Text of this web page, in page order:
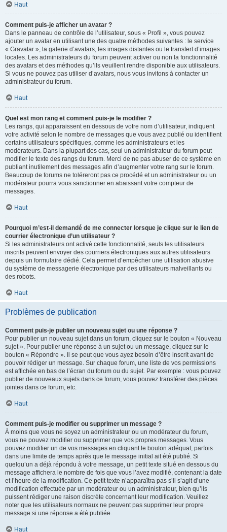
Haut
Comment puis-je afficher un avatar ?
Dans le panneau de contrôle de l’utilisateur, sous « Profil », vous pouvez
ajouter un avatar en utilisant une des quatre méthodes suivantes : le service
« Gravatar », la galerie d’avatars, les images distantes ou le transfert d’images
locales. Les administrateurs du forum peuvent activer ou non la fonctionnalité
des avatars et des méthodes qu’ils veuillent rendre disponible aux utilisateurs.
Si vous ne pouvez pas utiliser d’avatars, nous vous invitons à contacter un
administrateur du forum.
Haut
Quel est mon rang et comment puis-je le modifier ?
Les rangs, qui apparaissent en dessous de votre nom d’utilisateur, indiquent
votre activité selon le nombre de messages que vous avez publié ou identifient
certains utilisateurs spécifiques, comme les administrateurs et les
modérateurs. Dans la plupart des cas, seul un administrateur du forum peut
modifier le texte des rangs du forum. Merci de ne pas abuser de ce système en
publiant inutilement des messages afin d’augmenter votre rang sur le forum.
Beaucoup de forums ne toléreront pas ce procédé et un administrateur ou un
modérateur pourra vous sanctionner en abaissant votre compteur de
messages.
Haut
Pourquoi m’est-il demandé de me connecter lorsque je clique sur le lien de
courrier électronique d’un utilisateur ?
Si les administrateurs ont activé cette fonctionnalité, seuls les utilisateurs
inscrits peuvent envoyer des courriers électroniques aux autres utilisateurs
depuis un formulaire dédié. Cela permet d’empêcher une utilisation abusive
du système de messagerie électronique par des utilisateurs malveillants ou
des robots.
Haut
Problèmes de publication
Comment puis-je publier un nouveau sujet ou une réponse ?
Pour publier un nouveau sujet dans un forum, cliquez sur le bouton « Nouveau
sujet ». Pour publier une réponse à un sujet ou un message, cliquez sur le
bouton « Répondre ». Il se peut que vous ayez besoin d’être inscrit avant de
pouvoir rédiger un message. Sur chaque forum, une liste de vos permissions
est affichée en bas de l’écran du forum ou du sujet. Par exemple : vous pouvez
publier de nouveaux sujets dans ce forum, vous pouvez transférer des pièces
jointes dans ce forum, etc.
Haut
Comment puis-je modifier ou supprimer un message ?
À moins que vous ne soyez un administrateur ou un modérateur du forum,
vous ne pouvez modifier ou supprimer que vos propres messages. Vous
pouvez modifier un de vos messages en cliquant le bouton adéquat, parfois
dans une limite de temps après que le message initial ait été publié. Si
quelqu’un a déjà répondu à votre message, un petit texte situé en dessous du
message affichera le nombre de fois que vous l’avez modifié, contenant la date
et l’heure de la modification. Ce petit texte n’apparaîtra pas s’il s’agit d’une
modification effectuée par un modérateur ou un administrateur, bien qu’ils
puissent rédiger une raison discrète concernant leur modification. Veuillez
noter que les utilisateurs normaux ne peuvent pas supprimer leur propre
message si une réponse a été publiée.
Haut